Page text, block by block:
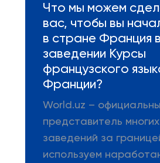
Что мы можем
вас, чтобы вы
в стране Франция
заведении Курсы
французского
Франции?
World.uz –
представитель
заведений за
используем